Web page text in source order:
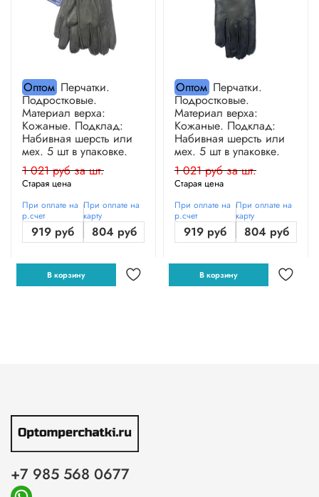
ОптомПерчатки.
Подростковые.
Материал верха:
Кожаные. Подклад:
Набивная шерсть или
мех. 5 шт в упаковке.
1 021 руб за шт.
Старая цена
При оплате на
р.счет
919 руб
При оплате на
карту
804 руб
В корзину
ОптомПерчатки.
Подростковые.
Материал верха:
Кожаные. Подклад:
Набивная шерсть или
мех. 5 шт в упаковке.
1 021 руб за шт.
Старая цена
При оплате на
р.счет
919 руб
При оплате на
карту
804 руб
В корзину
+7 985 568 0677